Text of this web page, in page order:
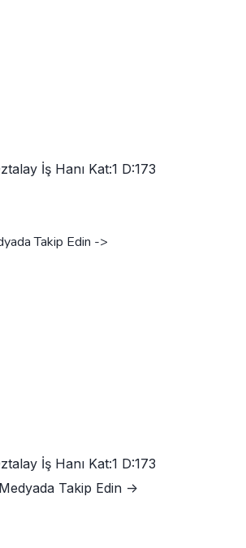
İş Hanı Kat:1 D:173
Takip Edin ->
İş Hanı Kat:1 D:173
Takip Edin ->